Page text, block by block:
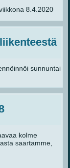
8.4.2020
sunnuntai
kolme
saartamme,